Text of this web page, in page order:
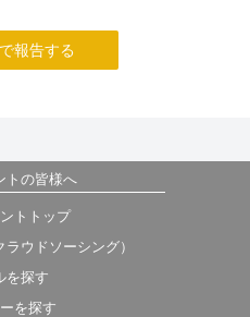
報告する
トの皆様へ
トトップ
ウドソーシング）
を探す
を探す